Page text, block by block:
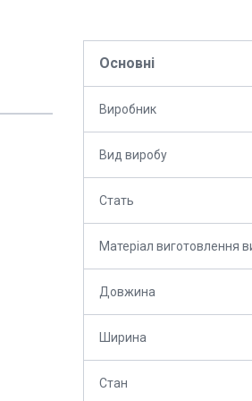
Основні
Виробник
Вид виробу
Стать
Матеріал виготовлення
Довжина
Ширина
Стан